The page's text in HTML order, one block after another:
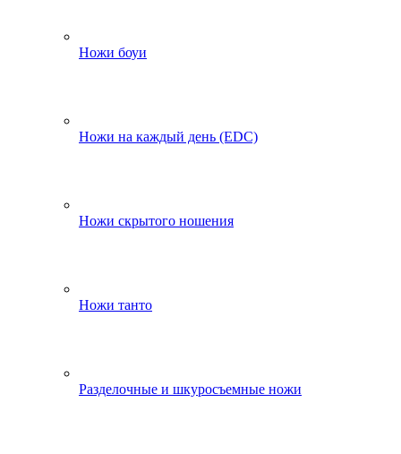
Ножи боуи
Ножи на каждый день (EDC)
Ножи скрытого ношения
Ножи танто
Разделочные и шкуросъемные ножи